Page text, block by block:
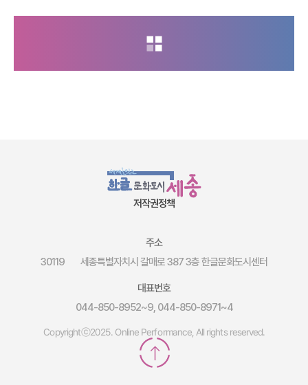
저작권정책
주소
30119 세종특별자치시 갈매로 387 3층 한글문화도시센터
대표번호
044-850-8952~9, 044-850-8971~4
Copyrightⓒ2025. Online Performance, All rights reserved.